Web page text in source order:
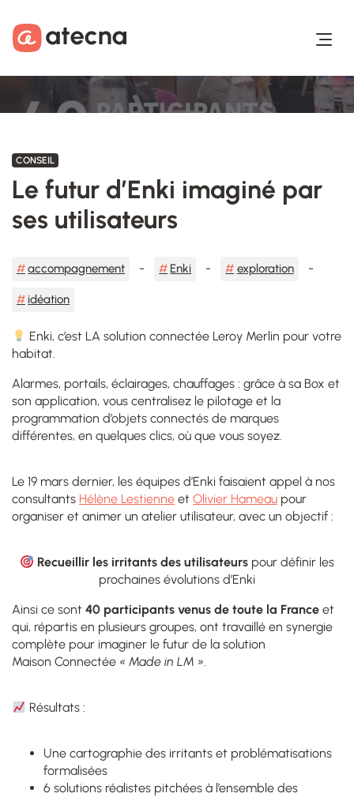
CONSEIL
Le futur d’Enki imaginé par
ses utilisateurs
accompagnement Enki exploration
idéation
Enki, c’est LA solution connectée Leroy Merlin pour votre
habitat.
Alarmes, portails, éclairages, chauffages : grâce à sa Box et
son application, vous centralisez le pilotage et la
programmation d’objets connectés de marques
différentes, en quelques clics, où que vous soyez.
Le 19 mars dernier, les équipes d’Enki faisaient appel à nos
consultants Hélène Lestienne et Olivier Hameau pour
organiser et animer un atelier utilisateur, avec un objectif :
Recueillir les irritants des utilisateurs pour définir les
prochaines évolutions d’Enki
Ainsi ce sont 40 participants venus de toute la France et
qui, répartis en plusieurs groupes, ont travaillé en synergie
complète pour imaginer le futur de la solution
Maison Connectée « Made in LM ».
Résultats :
Une cartographie des irritants et problématisations
formalisées
6 solutions réalistes pitchées à l’ensemble des